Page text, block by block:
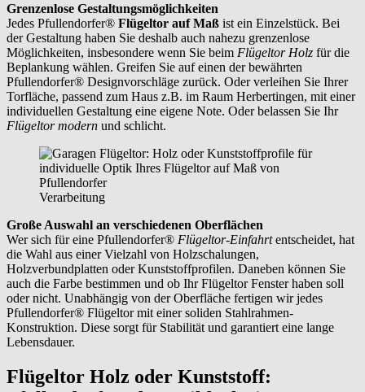
Grenzenlose Gestaltungsmöglichkeiten
Jedes Pfullendorfer® Flügeltor auf Maß ist ein Einzelstück. Bei
der Gestaltung haben Sie deshalb auch nahezu grenzenlose
Möglichkeiten, insbesondere wenn Sie beim Flügeltor Holz für die
Beplankung wählen. Greifen Sie auf einen der bewährten
Pfullendorfer® Designvorschläge zurück. Oder verleihen Sie Ihrer
Torfläche, passend zum Haus z.B. im Raum Herbertingen, mit einer
individuellen Gestaltung eine eigene Note. Oder belassen Sie Ihr
Flügeltor modern und schlicht.
Verarbeitung
Große Auswahl an verschiedenen Oberflächen
Wer sich für eine Pfullendorfer® Flügeltor-Einfahrtentscheidet, hat
die Wahl aus einer Vielzahl von Holzschalungen,
Holzverbundplatten oder Kunststoffprofilen. Daneben können Sie
auch die Farbe bestimmen und ob Ihr Flügeltor Fenster haben soll
oder nicht. Unabhängig von der Oberfläche fertigen wir jedes
Pfullendorfer® Flügeltor mit einer soliden Stahlrahmen-
Konstruktion. Diese sorgt für Stabilität und garantiert eine lange
Lebensdauer.
Flügeltor Holz oder Kunststoff: